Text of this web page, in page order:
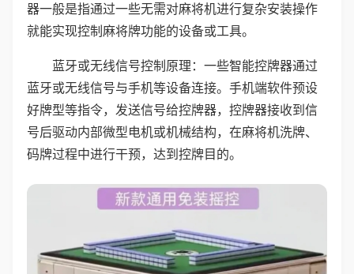
器一般是指通过一些无需对麻将机进行复杂安装操作
就能实现控制麻将牌功能的设备或工具。
蓝牙或无线信号控制原理：一些智能控牌器通过
蓝牙或无线信号与手机等设备连接。手机端软件预设
好牌型等指令，发送信号给控牌器，控牌器接收到信
号后驱动内部微型电机或机械结构，在麻将机洗牌、
码牌过程中进行干预，达到控牌目的。